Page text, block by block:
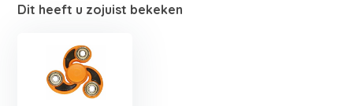
Dit heeft u zojuist bekeken